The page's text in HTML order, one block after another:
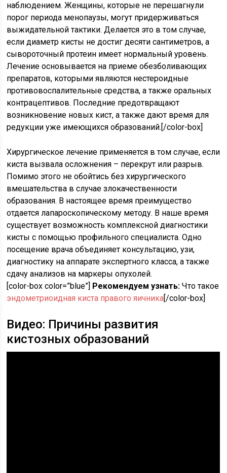
наблюдением. Женщины, которые не перешагнули
порог периода менопаузы, могут придерживаться
выжидательной тактики. Делается это в том случае,
если диаметр кисты не достиг десяти сантиметров, а
сывороточный протеин имеет нормальный уровень.
Лечение основывается на приеме обезболивающих
препаратов, которыми являются нестероидные
противовоспалительные средства, а также оральных
контрацептивов. Последние предотвращают
возникновение новых кист, а также дают время для
редукции уже имеющихся образований.[/color-box]
Хирургическое лечение применяется в том случае, если
киста вызвала осложнения – перекрут или разрыв.
Помимо этого не обойтись без хирургического
вмешательства в случае злокачественности
образования. В настоящее время преимущество
отдается лапароскопическому методу. В наше время
существует возможность комплексной диагностики
кисты с помощью профильного специалиста. Одно
посещение врача объединяет консультацию, узи,
диагностику на аппарате экспертного класса, а также
сдачу анализов на маркеры опухолей.
[color-box color=”blue”] Рекомендуем узнать: Что такое
эндометриоидная киста правого яичника [/color-box]
Видео: Причины развития
кистозных образований